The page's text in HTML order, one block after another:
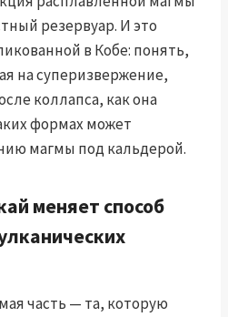
резервуар. И это
в Кобе: понять,
на суперизвержение,
коллапса, как она
формах может
магмы под кальдерой.
меняет способ
часть — та, которую